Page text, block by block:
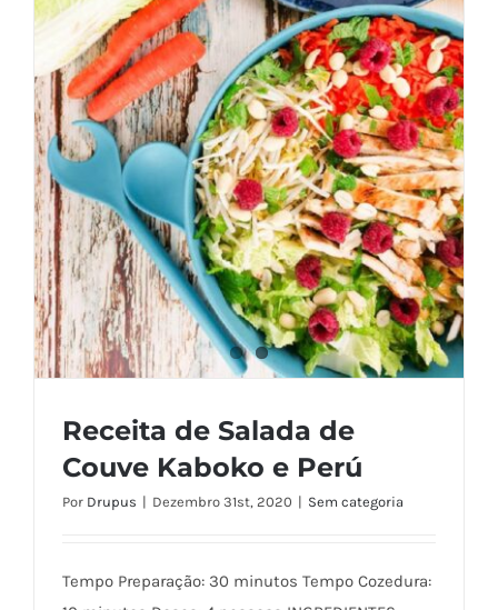
Receita de Salada de
Couve Kaboko e Perú
Por Drupus | Dezembro 31st, 2020 | Sem categoria
Tempo Preparação: 30 minutos Tempo Cozedura: